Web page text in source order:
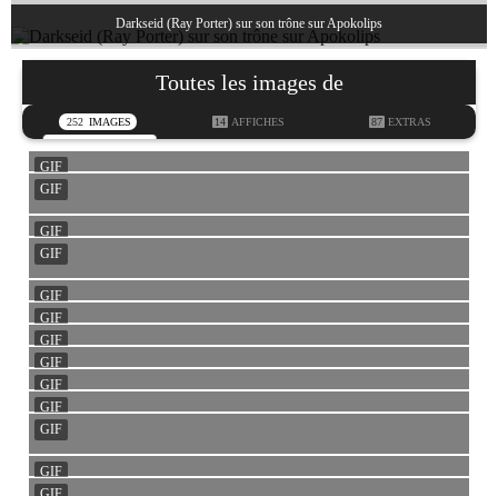
Darkseid (Ray Porter) sur son trône sur Apokolips
Toutes les images de
252 IMAGES 14 AFFICHES 87 EXTRAS